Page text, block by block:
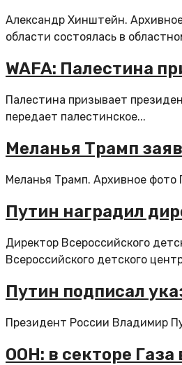
Александр Хинштейн.
области состоялась в
WAFA: Палестина
Палестина призывает
передает палестинское...
Меланья Трамп
Меланья Трамп. Архивное
Путин наградил
Директор Всероссийского
Всероссийского детского
Путин подписал
Президент России Владимир
ООН: в секторе